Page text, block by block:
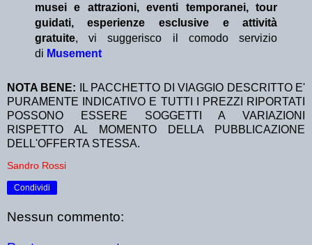
musei e attrazioni, eventi temporanei, tour
guidati, esperienze esclusive e attività
gratuite, vi suggerisco il comodo servizio
di Musement
NOTA BENE:
IL PACCHETTO DI VIAGGIO DESCRITTO E'
PURAMENTE INDICATIVO E TUTTI I PREZZI RIPORTATI
POSSONO ESSERE SOGGETTI A VARIAZIONI
RISPETTO AL MOMENTO DELLA PUBBLICAZIONE
DELL'OFFERTA STESSA.
Sandro Rossi
Condividi
Nessun commento: